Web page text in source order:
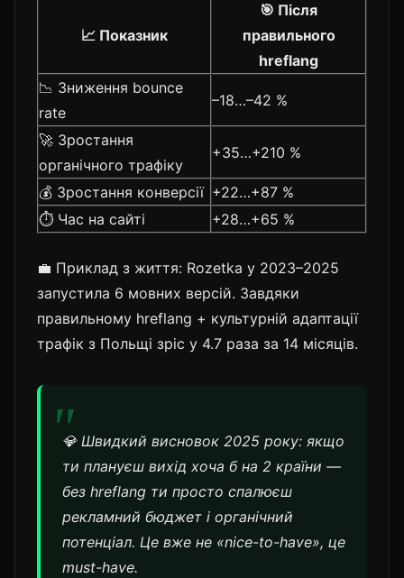
📈 Показник
🎯 Після
правильного
hreflang
📉 Зниження bounce
rate
–18…–42 %
🚀 Зростання
органічного трафіку
+35…+210 %
💰 Зростання конверсії +22…+87 %
⏱️ Час на сайті
+28…+65 %
💼 Приклад з життя: Rozetka у 2023–2025
запустила 6 мовних версій. Завдяки
правильному hreflang + культурній адаптації
трафік з Польщі зріс у 4.7 раза за 14 місяців.
💎 Швидкий висновок 2025 року: якщо
ти плануєш вихід хоча б на 2 країни —
без hreflang ти просто спалюєш
рекламний бюджет і органічний
потенціал. Це вже не «nice-to-have», це
must-have.